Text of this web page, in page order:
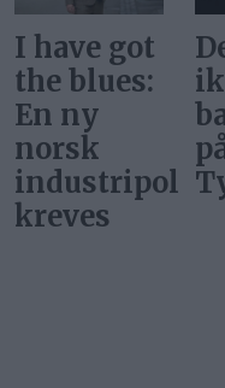
De hadde
ikke
ballettdansere
på
Tydalsfjellet